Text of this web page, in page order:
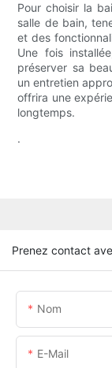
Pour choisir la
salle de bain,
et des
Une fois
préserver sa
un entretien
offrira une
longtemps.
.
Prenez contact
Nom
E-Mail